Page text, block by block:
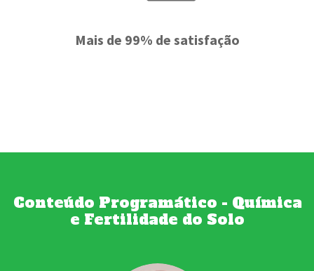
Mais de 99% de satisfação
Conteúdo Programático - Química
e Fertilidade do Solo